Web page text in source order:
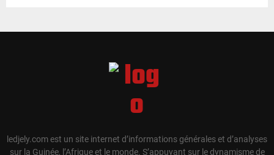
ledjely.com est un site internet d’informations générales et d’analyses
sur la Guinée, l’Afrique et le monde. S’appuyant sur le dynamisme de